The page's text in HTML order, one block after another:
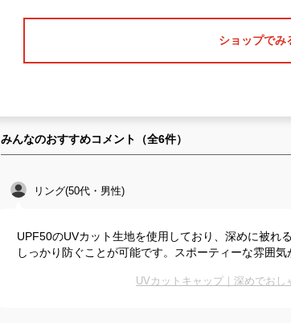
ショップでみ
みんなのおすすめコメント（全6件）
リング(50代・男性)
UPF50のUVカット生地を使用しており、深めに被れ
しっかり防ぐことが可能です。スポーティーな雰囲気
UVカットキャップ｜深めでおし